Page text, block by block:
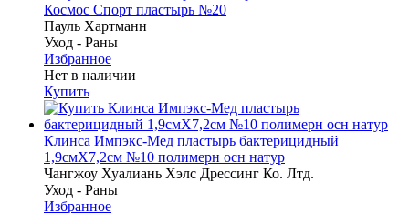
Космос Спорт пластырь №20
Пауль Хартманн
Уход - Раны
Избранное
Нет в наличии
Купить
Клинса Импэкс-Мед пластырь бактерицидный
1,9смX7,2см №10 полимерн осн натур
Чангжоу Хуалиань Хэлс Дрессинг Ко. Лтд.
Уход - Раны
Избранное